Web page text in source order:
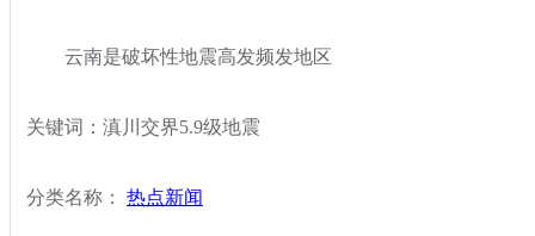
云南是破坏性地震高发频发地区
关键词：滇川交界5.9级地震
分类名称： 热点新闻